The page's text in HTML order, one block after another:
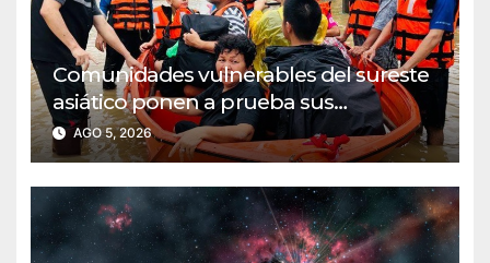
Comunidades vulnerables del sureste
asiático ponen a prueba sus
protocolos de evacuación por
inundaciones
AGO 5, 2026